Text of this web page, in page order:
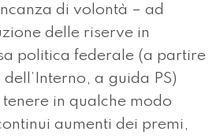
di volontà – ad
delle riserve in
politica federale (a partire
a guida PS)
in qualche modo
aumenti dei premi,